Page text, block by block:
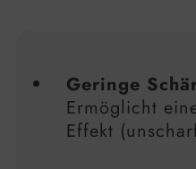
Geringe
Ermöglicht
Effekt